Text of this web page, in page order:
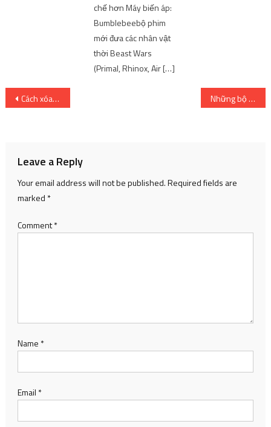
chế hơn Máy biến áp:
Bumblebeebộ phim
mới đưa các nhân vật
thời Beast Wars
(Primal, Rhinox, Air […]
Post
Cách xóa file cứng đầu ít người biết Những bộ phim học đường hay nhất mà bạn nên xem
Leave a Reply
Your email address will not be published.Required fields are
marked *
Comment*
Name *
Email *